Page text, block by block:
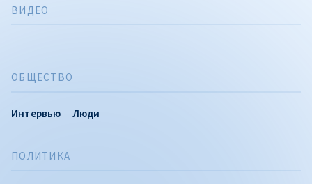
ПОЛИТИКА
ОБЩЕСТВО
Интервью Люди
ВИДЕО